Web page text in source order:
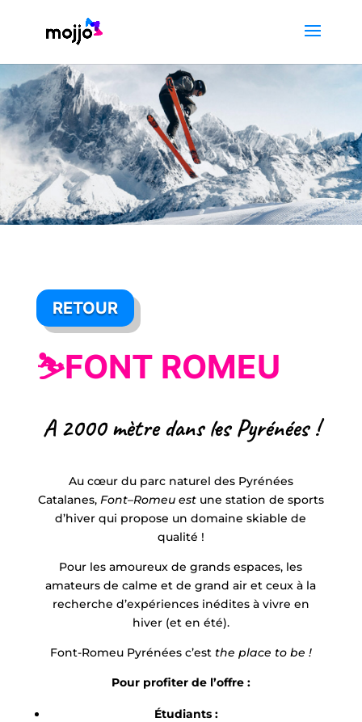
RETOUR
⛷️FONT ROMEU
A 2000 mètre dans les Pyrénées !
Au cœur du parc naturel des Pyrénées
Catalanes, Font–Romeu est une station de sports
d’hiver qui propose un domaine skiable de
qualité !
Pour les amoureux de grands espaces, les
amateurs de calme et de grand air et ceux à la
recherche d’expériences inédites à vivre en
hiver (et en été).
Font-Romeu Pyrénées c’est the place to be !
Pour profiter de l’offre :
Étudiants :